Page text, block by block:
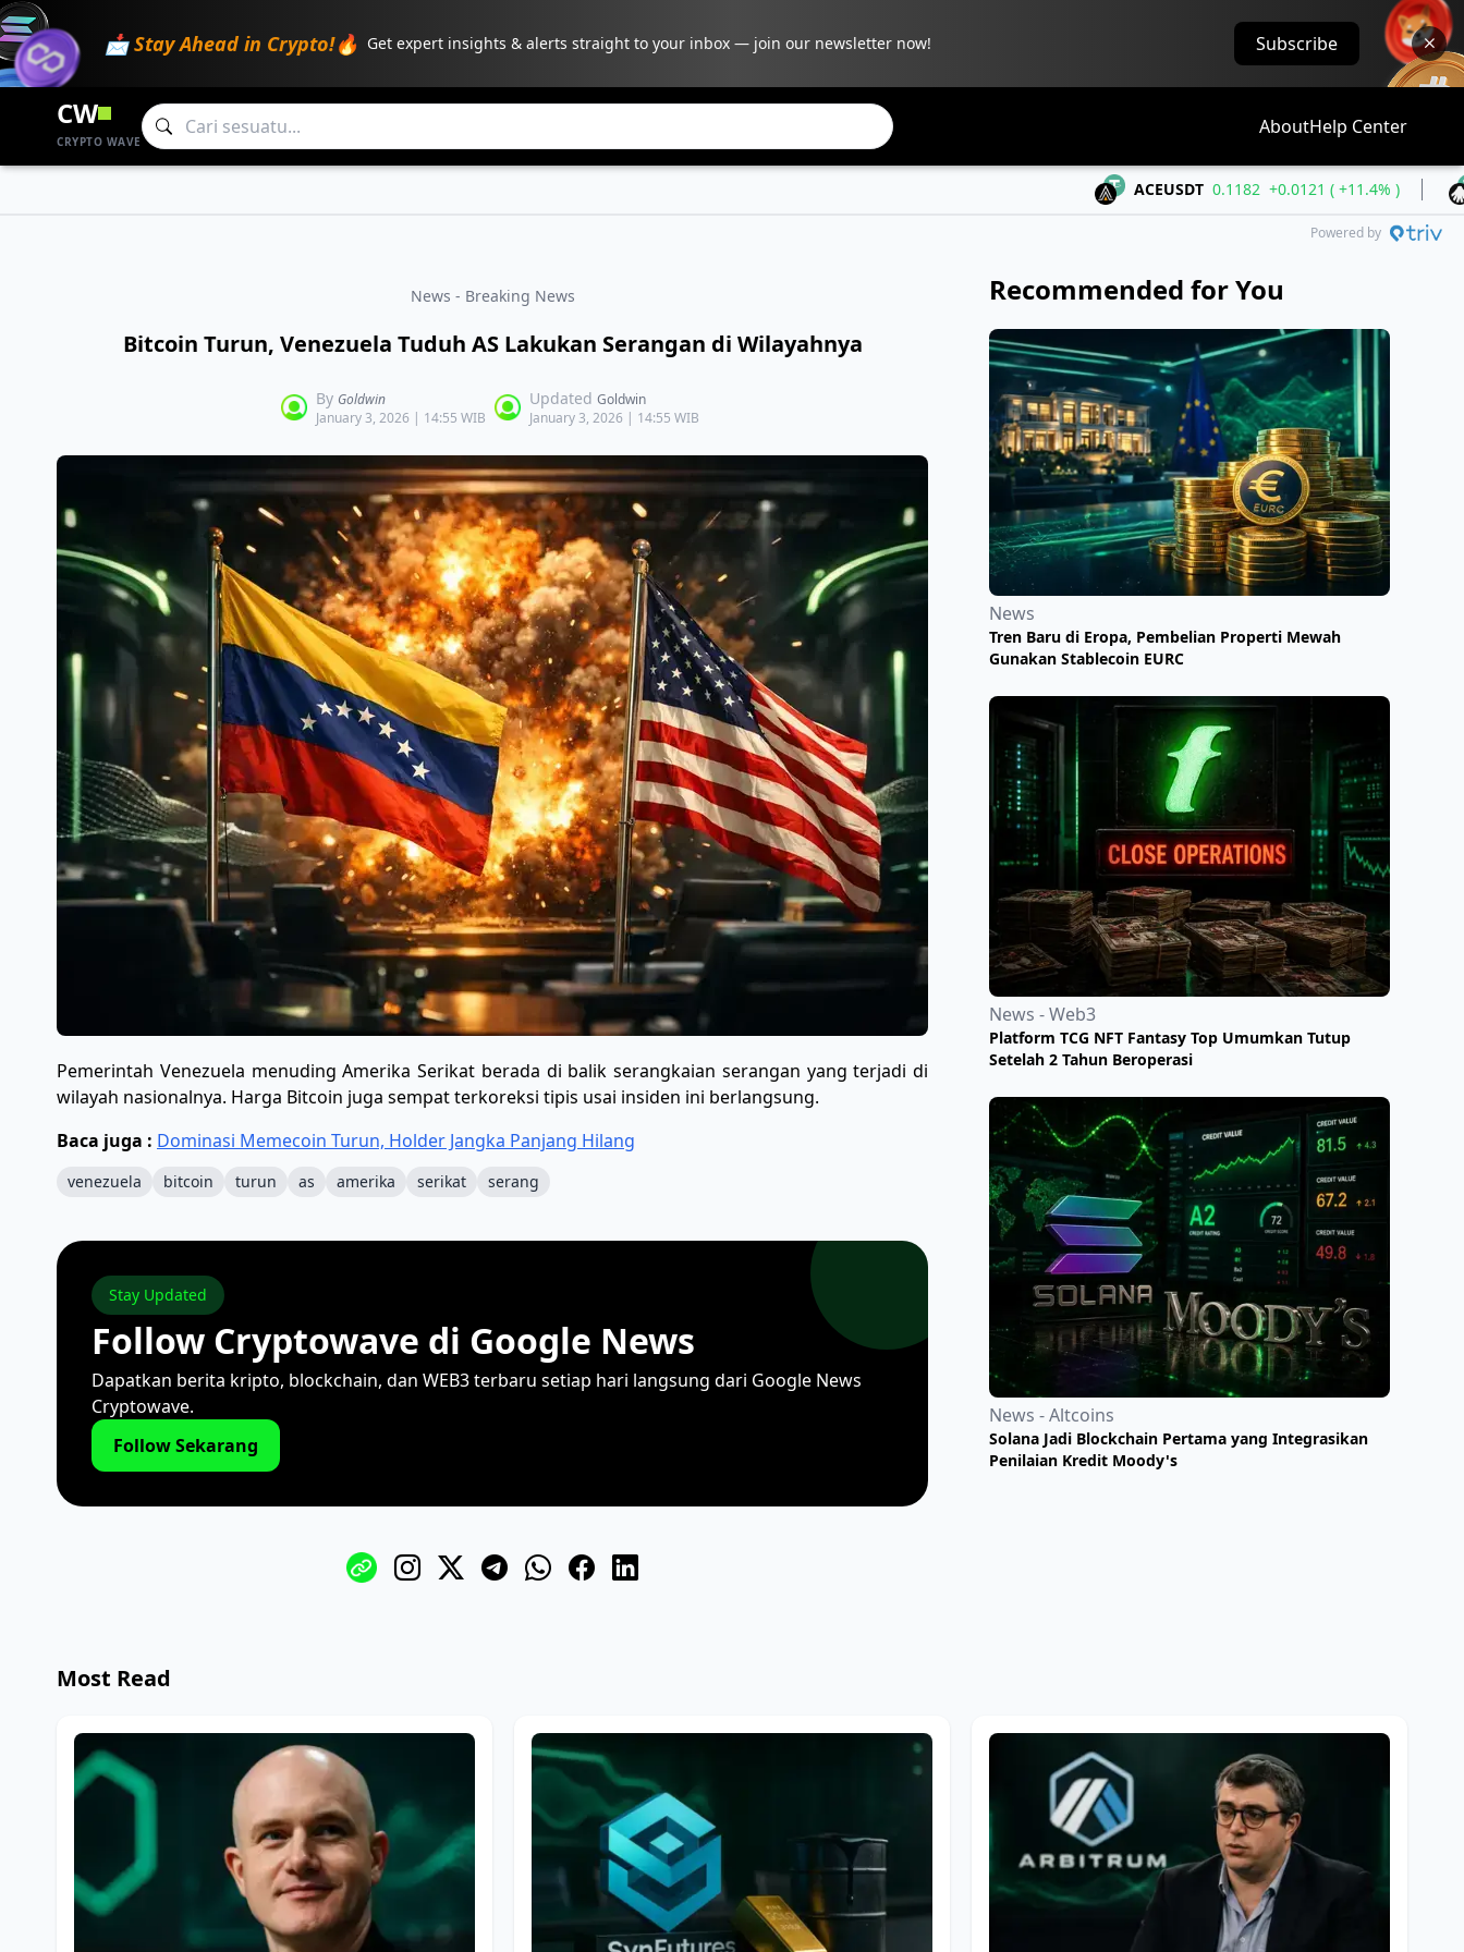
📩 Stay Ahead in Crypto!🔥 Get expert insights & alerts straight to your inbox — join our newsletter now! Subscribe
CW
CRYPTO WAVE
AboutHelp Center
ACEUSDT 0.1182 +0.0121 ( +11.4% )
Powered by
News - Breaking News
Bitcoin Turun, Venezuela Tuduh AS Lakukan Serangan di Wilayahnya
By Goldwin
January 3, 2026 | 14:55 WIB
Updated Goldwin
January 3, 2026 | 14:55 WIB
Pemerintah Venezuela menuding Amerika Serikat berada di balik serangkaian serangan yang terjadi di
wilayah nasionalnya. Harga Bitcoin juga sempat terkoreksi tipis usai insiden ini berlangsung.
Baca juga : Dominasi Memecoin Turun, Holder Jangka Panjang Hilang
venezuela bitcoin turun as amerika serikat serang
Stay Updated
Follow Cryptowave di Google News
Dapatkan berita kripto, blockchain, dan WEB3 terbaru setiap hari langsung dari Google News
Cryptowave.
Follow Sekarang
Recommended for You
News
Tren Baru di Eropa, Pembelian Properti Mewah
Gunakan Stablecoin EURC
News - Web3
Platform TCG NFT Fantasy Top Umumkan Tutup
Setelah 2 Tahun Beroperasi
News - Altcoins
Solana Jadi Blockchain Pertama yang Integrasikan
Penilaian Kredit Moody's
Most Read